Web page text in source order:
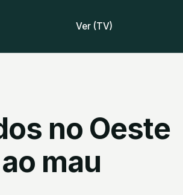
Ver (TV)
no Oeste
mau